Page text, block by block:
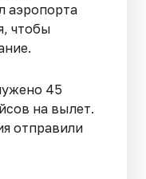
аэропорта
чтобы
45
на вылет.
отправили